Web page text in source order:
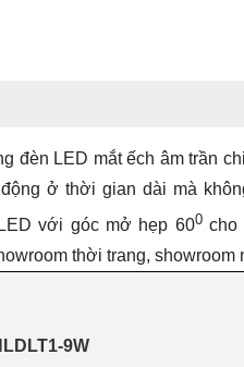
đèn LED mắt ếch âm trần
ở thời gian dài mà
với góc mở hẹp 600cho
thời trang, showroom
9W